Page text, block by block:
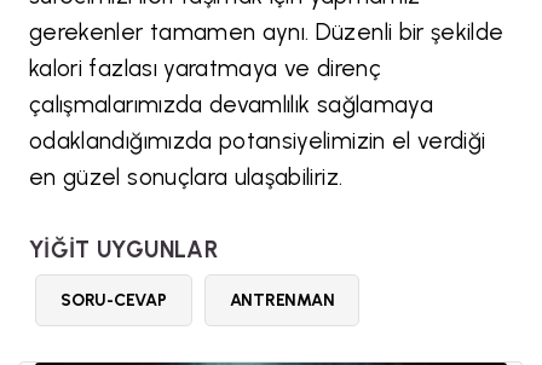
gerekenler tamamen aynı. Düzenli bir şekilde
kalori fazlası yaratmaya ve direnç
çalışmalarımızda devamlılık sağlamaya
odaklandığımızda potansiyelimizin el verdiği
en güzel sonuçlara ulaşabiliriz.
YİĞİT UYGUNLAR
SORU-CEVAP ANTRENMAN